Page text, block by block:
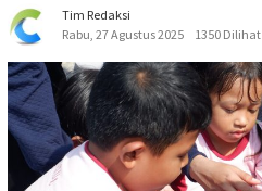
Tim Redaksi
Rabu, 27 Agustus 2025
1350 Dilihat